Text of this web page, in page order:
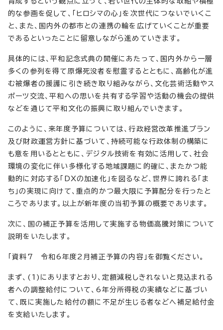
的な参画を促して、「ヒロシマの心」を次世代につないでいくこ
と、また、国内外の都市との連携の輪を広げていくことが重要
であるといったことに留意しながら進めていきます。
具体的には、平和記念式典の開催にあたって、国内外から一層
多くの参列を得て原爆死没者を慰霊するとともに、高齢化が進
む被爆者の援護に引き続き取り組みながら、文化芸術活動やス
ポーツ交流、平和への思いを共有する学習や活動の機会の提供
などを通じて平和文化の振興に取り組んでいきます。
このように、来年度予算については、行政経営改革推進プラン
及び財政運営方針に基づいて、持続可能な行政体制の構築に
も意を用いるとともに、デジタル技術を有効に活用して、社会
環境の変化に伴い多様化する地域課題に的確に、またかつ能
動的に対応する「DXの加速化」を図るなど、世界に誇れる「ま
ち」の実現に向けて、重点的かつ最大限に予算配分を行ったと
ころであります。以上が新年度の当初予算の概要であります。
次に、国の補正予算を活用して実施する物価高騰対策について
説明をいたします。
「資料7 令和6年度2月補正予算の内容」を御覧ください。
まず、(1)にありますとおり、定額減税しきれないと見込まれる
者への調整給付について、6年分所得税の実績などに基づい
て、既に実施した給付の額に不足が生じる者などへ補足給付金
を支給いたします。